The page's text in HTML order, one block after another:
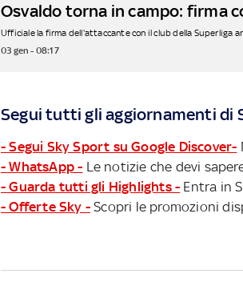
Osvaldo torna in campo: firma
Ufficiale la firma dell'attaccante con il club della Superliga
03 gen - 08:17
Segui tutti gli aggiornamenti di
- Segui Sky Sport su Google Discover-
- WhatsApp - Le notizie che devi
- Guarda tutti gli Highlights - Entra in
- Offerte Sky - Scopri le promozioni